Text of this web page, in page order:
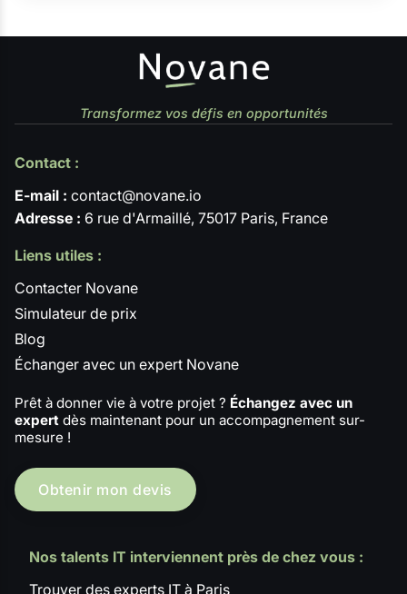
Transformez vos défis en opportunités
Contact :
E-mail : contact@novane.io
Adresse : 6 rue d'Armaillé, 75017 Paris, France
Liens utiles :
Contacter Novane
Simulateur de prix
Blog
Échanger avec un expert Novane
Prêt à donner vie à votre projet ? Échangez avec un
expert dès maintenant pour un accompagnement sur-
mesure !
Obtenir mon devis
Nos talents IT interviennent près de chez vous :
Trouver des experts IT à Paris